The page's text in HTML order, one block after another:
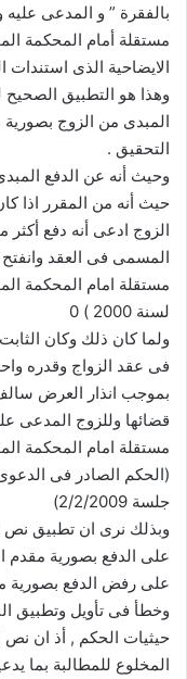
بالفقرة ” و المدعى
مستقلة أمام المحكمة
الايضاحية الذى استندات
وهذا هو التطبيق الصحيح
المبدى من الزوج
التحقيق .
وحيث أنه عن الدفع
حيث أنه من المقرر اذا
الزوج ادعى أنه دفع أكثر
المسمى فى العقد
لسنة 2000 ) 0
ولما كان ذلك وكان
فى عقد الزواج وقدره
بموجب انذار العرض
قضائها وللزوج المدعى
مستقلة امام المحكمة
جلسة 2/2/2009)
وبذلك نرى ان تطبيق نص
على الدفع بصورية مقدم
على رفض الدفع بصورية
وخطأ فى تأويل وتطبيق
حيثيات الحكم , أذ ان نص
المخلوع للمطالبة بما